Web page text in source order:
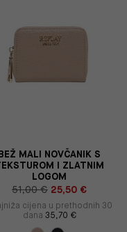
MALI NOVČANIK S
I ZLATNIM
LOGOM
51,00 € 25,50 €
cijena u prethodnih 30
dana 35,70 €